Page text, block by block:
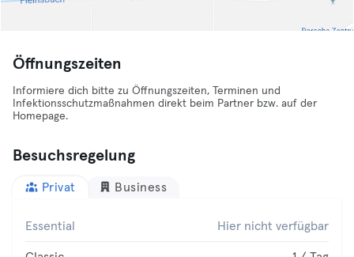
Öffnungszeiten
Informiere dich bitte zu Öffnungszeiten, Terminen und
Infektionsschutzmaßnahmen direkt beim Partner bzw. auf der
Homepage.
Besuchsregelung
Privat Business
Essential Hier nicht verfügbar